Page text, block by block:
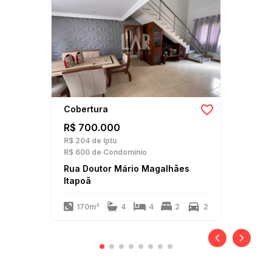
Cobertura
R$ 700.000
R$ 204 de Iptu
R$ 600 de Condomínio
Rua Doutor Mário Magalhães
Itapoã
170m² 4 4 2 2